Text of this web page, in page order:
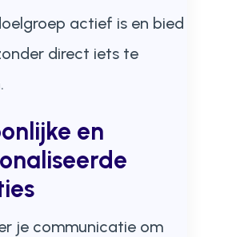
actief is en bied
direct iets te
en
je communicatie om